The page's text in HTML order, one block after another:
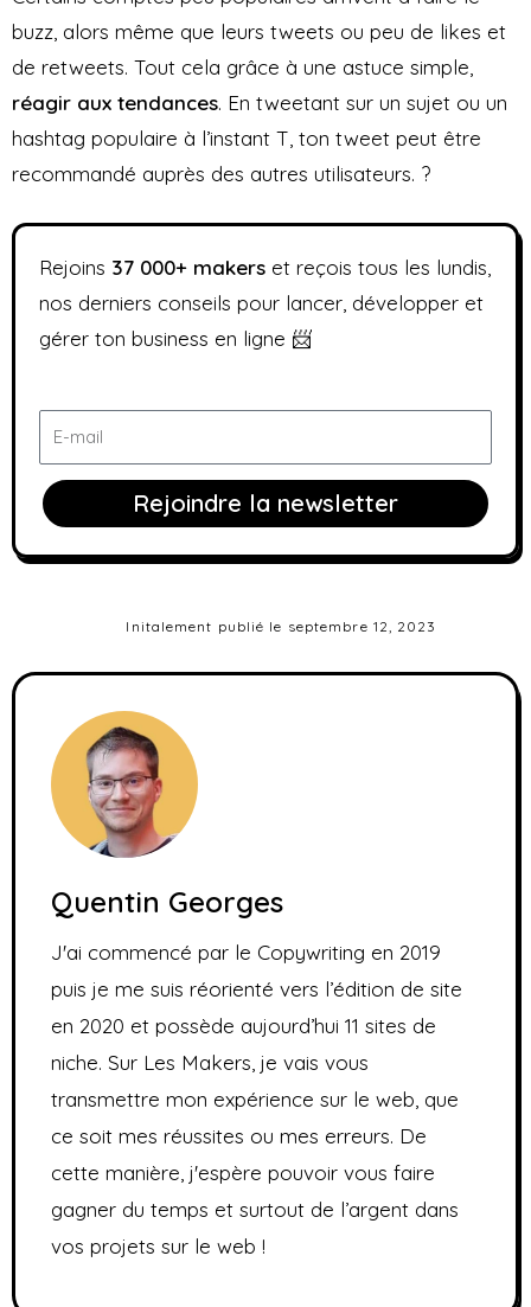
buzz, alors même que leurs tweets ou peu de likes et
de retweets. Tout cela grâce à une astuce simple,
réagir aux tendances. En tweetant sur un sujet ou un
hashtag populaire à l’instant T, ton tweet peut être
recommandé auprès des autres utilisateurs. ?
Rejoins 37 000+ makers et reçois tous les lundis,
nos derniers conseils pour lancer, développer et
gérer ton business en ligne 📨
E-
mail
Rejoindre la newsletter
Initalement publié le septembre 12, 2023
Quentin Georges
J'ai commencé par le Copywriting en 2019
puis je me suis réorienté vers l’édition de site
en 2020 et possède aujourd’hui 11 sites de
niche. Sur Les Makers, je vais vous
transmettre mon expérience sur le web, que
ce soit mes réussites ou mes erreurs. De
cette manière, j'espère pouvoir vous faire
gagner du temps et surtout de l’argent dans
vos projets sur le web !